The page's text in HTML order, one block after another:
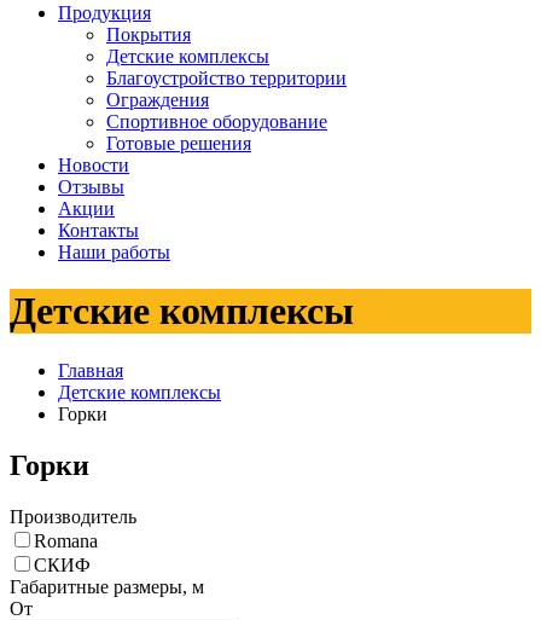
Продукция
Покрытия
Детские комплексы
Благоустройство территории
Ограждения
Спортивное оборудование
Готовые решения
Новости
Отзывы
Акции
Контакты
Наши работы
Детские комплексы
Главная
Детские комплексы
Горки
Горки
Производитель
Romana
СКИФ
Габаритные размеры, м
От